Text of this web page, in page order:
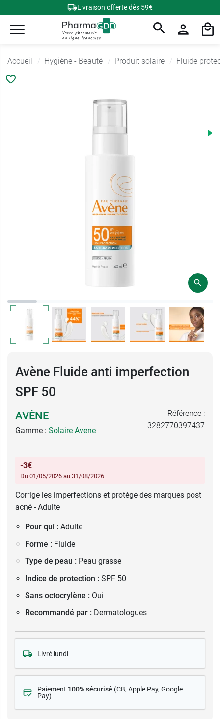
Livraison offerte dès 59€
Accueil Hygiène - Beauté Produit solaire Fluide
Avène Fluide anti imperfection
SPF 50
AVÈNE
Gamme : Solaire Avene
Référence :
3282770397437
-3€
Du 01/05/2026 au 31/08/2026
Corrige les imperfections et protège des marques post
acné - Adulte
Pour qui : Adulte
Forme : Fluide
Type de peau : Peau grasse
Indice de protection : SPF 50
Sans octocrylène : Oui
Recommandé par : Dermatologues
Livré lundi
Paiement 100% sécurisé (CB, Apple Pay, Google
Pay)